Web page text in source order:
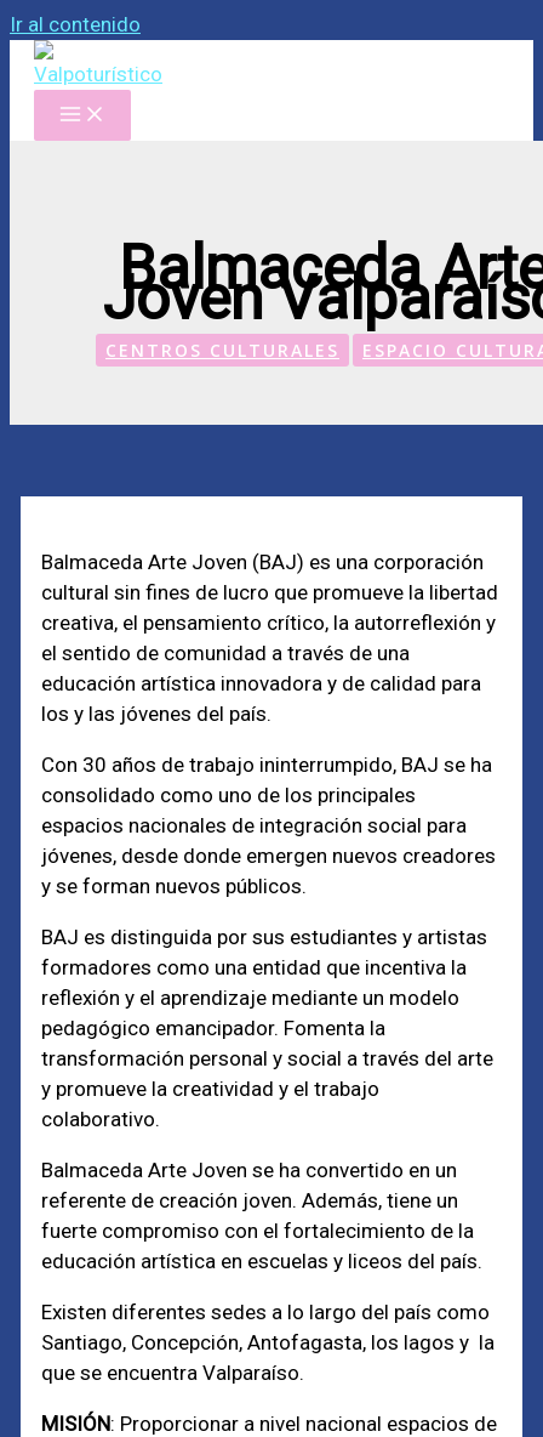
Ir al contenido
Balmaceda
Joven
CENTROS CULTURALES ESPACIO
Balmaceda Arte Joven (BAJ) es una corporación
cultural sin fines de lucro que promueve la libertad
creativa, el pensamiento crítico, la autorreflexión y
el sentido de comunidad a través de una
educación artística innovadora y de calidad para
los y las jóvenes del país.
Con 30 años de trabajo ininterrumpido, BAJ se ha
consolidado como uno de los principales
espacios nacionales de integración social para
jóvenes, desde donde emergen nuevos creadores
y se forman nuevos públicos.
BAJ es distinguida por sus estudiantes y artistas
formadores como una entidad que incentiva la
reflexión y el aprendizaje mediante un modelo
pedagógico emancipador. Fomenta la
transformación personal y social a través del arte
y promueve la creatividad y el trabajo
colaborativo.
Balmaceda Arte Joven se ha convertido en un
referente de creación joven. Además, tiene un
fuerte compromiso con el fortalecimiento de la
educación artística en escuelas y liceos del país.
Existen diferentes sedes a lo largo del país como
Santiago, Concepción, Antofagasta, los lagos y la
que se encuentra Valparaíso.
MISIÓN: Proporcionar a nivel nacional espacios de